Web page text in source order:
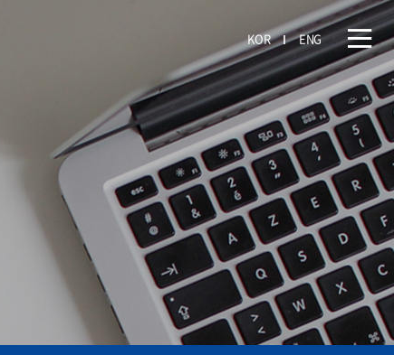
KOR ENG